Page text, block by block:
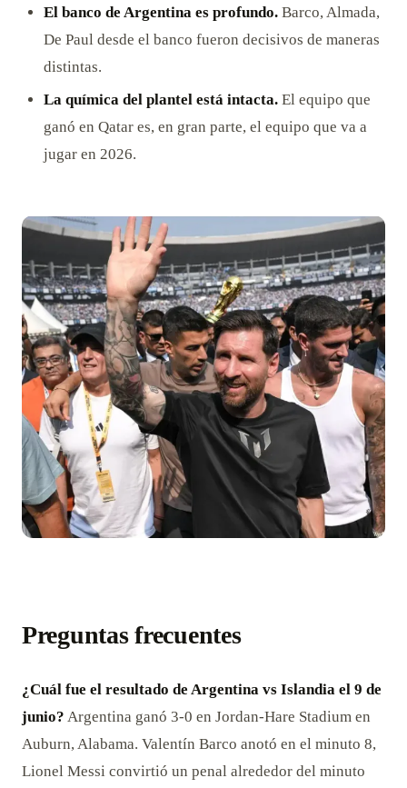
El banco de Argentina es profundo. Barco, Almada,
De Paul desde el banco fueron decisivos de maneras
distintas.
La química del plantel está intacta. El equipo que
ganó en Qatar es, en gran parte, el equipo que va a
jugar en 2026.
Preguntas frecuentes
¿Cuál fue el resultado de Argentina vs Islandia el 9 de
junio? Argentina ganó 3-0 en Jordan-Hare Stadium en
Auburn, Alabama. Valentín Barco anotó en el minuto 8,
Lionel Messi convirtió un penal alrededor del minuto